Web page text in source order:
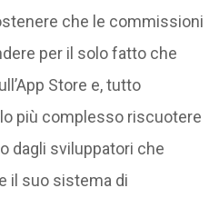
che le commissioni
per il solo fatto che
Store e, tutto
più complesso riscuotere
dagli sviluppatori che
il suo sistema di